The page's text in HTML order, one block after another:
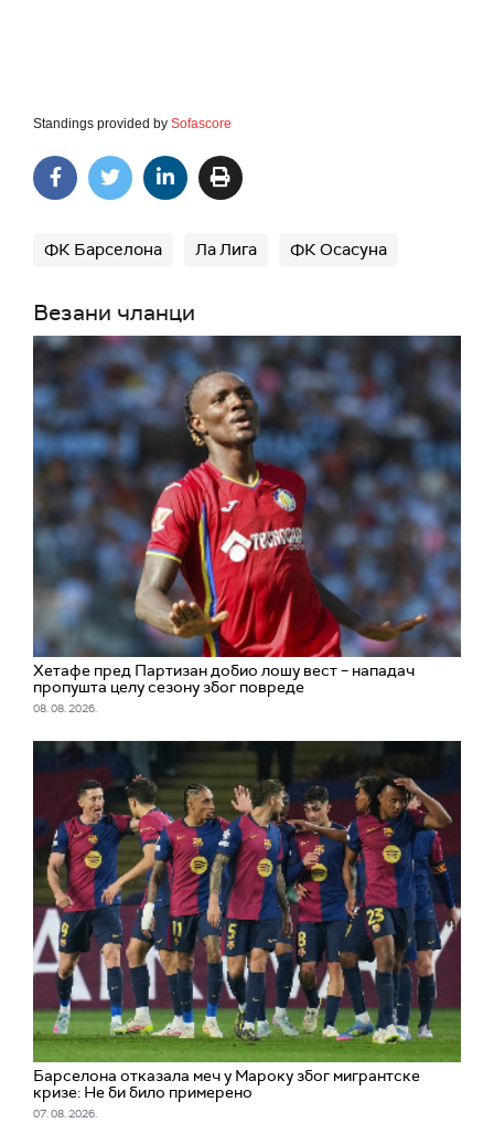
Standings provided by Sofascore
ФК Барселона Ла Лига ФК Осасуна
Везани чланци
Хетафе пред Партизан добио лошу вест – нападач
пропушта целу сезону због повреде
08. 08. 2026.
Барселона отказала меч у Мароку због мигрантске
кризе: Не би било примерено
07. 08. 2026.